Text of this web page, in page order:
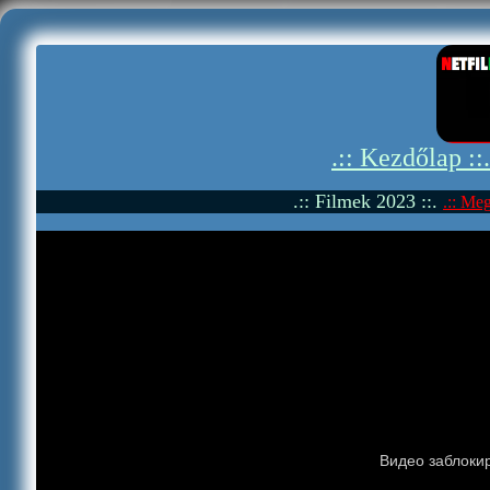
.:: Kezdőlap
.:: Filmek 2023 ::. .::